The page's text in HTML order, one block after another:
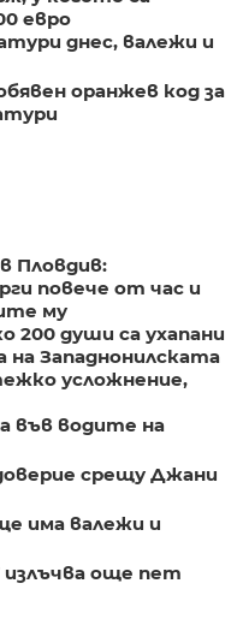
евро
днес, валежи и
оранжев код за
Пловдив:
повече от час и
му
200 души са ухапани
Западнонилската
усложнение,
във водите на
срещу Джани
има валежи и
излъчва още пет